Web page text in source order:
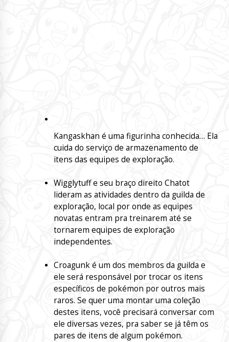
Kangaskhan é uma figurinha conhecida… Ela
cuida do serviço de armazenamento de
itens das equipes de exploração.
Wigglytuff e seu braço direito Chatot
lideram as atividades dentro da guilda de
exploração, local por onde as equipes
novatas entram pra treinarem até se
tornarem equipes de exploração
independentes.
Croagunk é um dos membros da guilda e
ele será responsável por trocar os itens
específicos de pokémon por outros mais
raros. Se quer uma montar uma coleção
destes itens, você precisará conversar com
ele diversas vezes, pra saber se já têm os
pares de itens de algum pokémon.